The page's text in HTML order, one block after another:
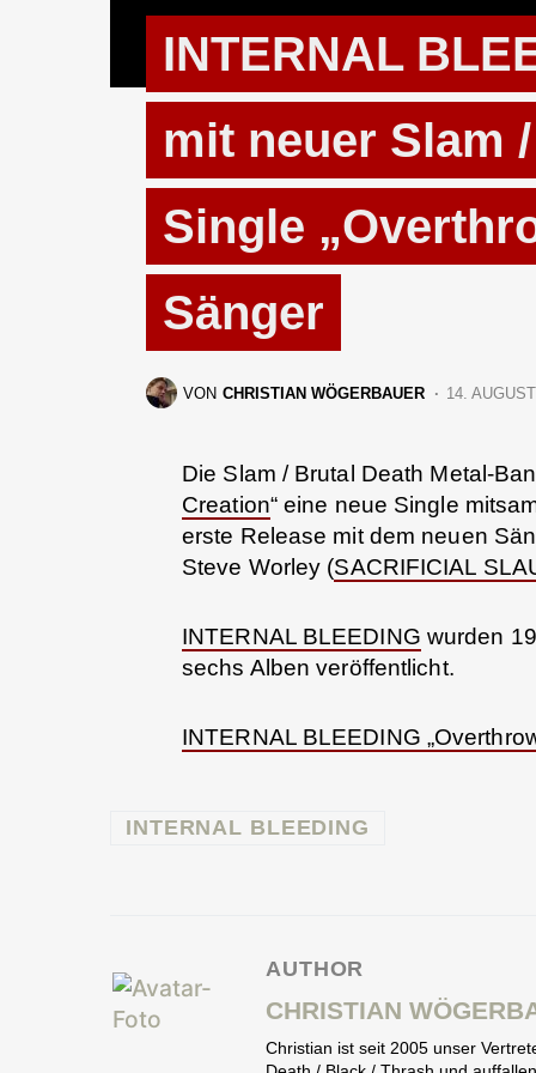
INTERNAL
mit neuer Slam
Single
Sänger
VON CHRISTIAN WÖGERBAUER 14.
Die Slam / Brutal Death Metal-
Creation“ eine neue Single
erste Release mit dem neuen
Steve Worley (SACRIFICIAL
INTERNAL BLEEDING wurden
sechs Alben veröffentlicht.
INTERNAL BLEEDING
INTERNAL BLEEDING
AUTHOR
CHRISTIAN
Christian ist seit 2005 unser